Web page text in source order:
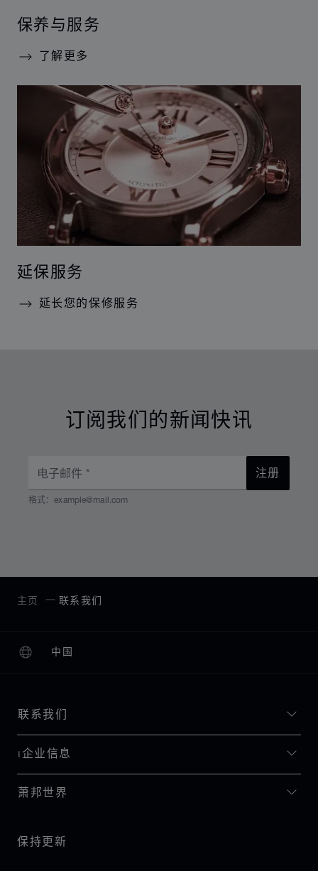
保养与服务
了解更多
延保服务
延长您的保修服务
订阅我们的新闻快讯
电子邮件 *
格式：example@mail.com
注册
主页 联系我们
中国
本地化（更改国家/地区）
更改国家/地区
联系我们
I企业信息
萧邦世界
保持更新